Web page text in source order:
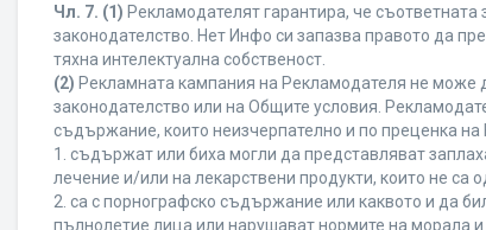
Чл. 7. (1) Рекламодателят гарантира, че
законодателство. Нет Инфо си запазва правото да
тяхна интелектуална собственост.
(2) Рекламната кампания на Рекламодателя не
законодателство или на Общите условия.
съдържание, които неизчерпателно и по преценка на
1. съдържат или биха могли да представляват
лечение и/или на лекарствени продукти, които не
2. са с порнографско съдържание или каквото и да
пълнолетие лица или нарушават нормите на морала и